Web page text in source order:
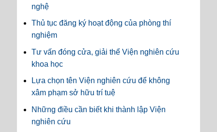
nghệ
Thủ tục đăng ký hoạt động của phòng thí
nghiệm
Tư vấn đóng cửa, giải thể Viện nghiên cứu
khoa học
Lựa chọn tên Viện nghiên cứu để không
xâm phạm sở hữu trí tuệ
Những điều cần biết khi thành lập Viện
nghiên cứu